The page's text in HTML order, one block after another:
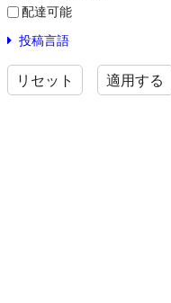
配達可能
投稿言語
リセット 適用する